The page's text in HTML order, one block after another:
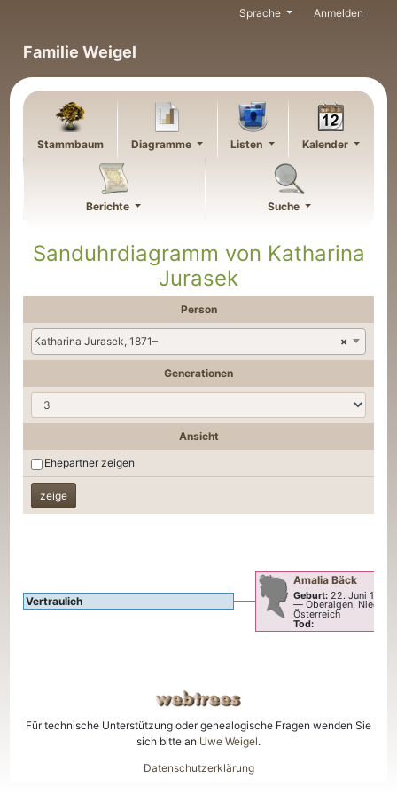
Familie Weigel
Sprache Anmelden
Stammbaum Diagramme Listen Kalender
Berichte Suche
Sanduhrdiagramm von Katharina
Jurasek
Person
×
Katharina Jurasek, 1871–
Generationen
Ansicht
Ehepartner zeigen
Vertraulich
Amalia Bäck
Geburt: 22. Juni 1903
— Oberaigen,
Österreich
Tod:
Für technische Unterstützung oder genealogische Fragen wenden Sie
sich bitte an Uwe Weigel.
Datenschutzerklärung